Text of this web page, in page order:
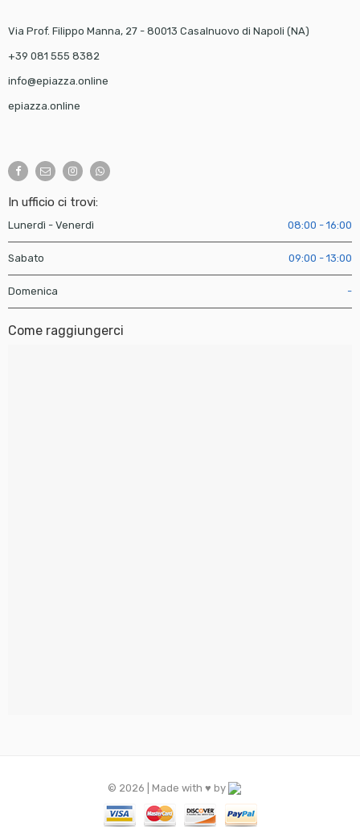
Via Prof. Filippo Manna, 27 - 80013 Casalnuovo di Napoli (NA)
+39 081 555 8382
info@epiazza.online
epiazza.online
In ufficio ci trovi:
Lunerdì - Venerdì 08:00 - 16:00
Sabato 09:00 - 13:00
Domenica -
Come raggiungerci
© 2026 | Made with ♥️ by